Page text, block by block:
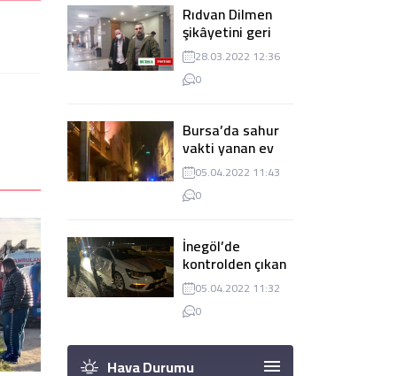
Rıdvan Dilmen
şikâyetini geri
çekti, dava
düşürüldü
28.03.2022 12:36
0
Bursa’da sahur
vakti yanan ev
panik
yaşanmasına
sebep oldu
05.04.2022 11:43
0
İnegöl’de
kontrolden çıkan
tır 2 otomobile
çarptı
05.04.2022 11:32
0
Hava Durumu